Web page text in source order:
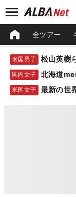
全ツアー
米国男子
国内女子 北海道
米国女子 最新の世